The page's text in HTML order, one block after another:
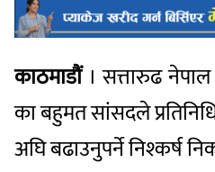
काठमाडौं। सत्तारुढ नेपाल
का बहुमत सांसदले
अघि बढाउनुपर्ने निश्कर्ष